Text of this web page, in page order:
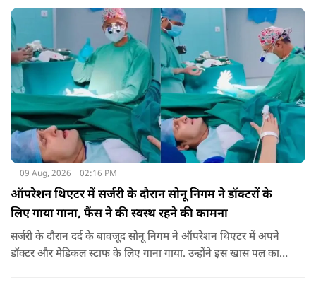
करने को कहा था.
09 Aug, 2026 02:16 PM
ऑपरेशन थिएटर में सर्जरी के दौरान सोनू निगम ने डॉक्टरों के
लिए गाया गाना, फैंस ने की स्वस्थ रहने की कामना
सर्जरी के दौरान दर्द के बावजूद सोनू निगम ने ऑपरेशन थिएटर में अपने
डॉक्टर और मेडिकल स्टाफ के लिए गाना गाया. उन्होंने इस खास पल का